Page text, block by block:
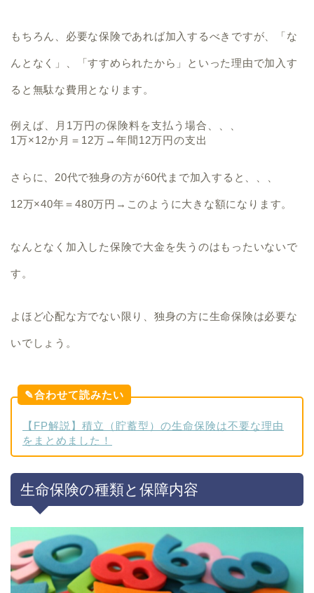
もちろん、必要な保険であれば加入するべきですが、「な
んとなく」、「すすめられたから」といった理由で加入す
ると無駄な費用となります。
例えば、月1万円の保険料を支払う場合、、、
1万×12か月＝12万→年間12万円の支出
さらに、20代で独身の方が60代まで加入すると、、、
12万×40年＝480万円→このように大きな額になります。
なんとなく加入した保険で大金を失うのはもったいないで
す。
よほど心配な方でない限り、独身の方に生命保険は必要な
いでしょう。
✎合わせて読みたい
【FP解説】積立（貯蓄型）の生命保険は不要な理由
をまとめました！
生命保険の種類と保障内容